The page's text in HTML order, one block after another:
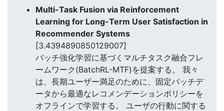
Multi-Task Fusion via Reinforcement
Learning for Long-Term User Satisfaction in
Recommender Systems
[3.4394890850129007]
バッチ強化学習に基づくマルチタスク融合フレ
ームワーク(BatchRL-MTF)を提案する。 我々
は、長期ユーザー満足のために、固定バッチデ
ータから最適なレコメンデーションポリシーを
オフラインで学習する。 ユーザの行動に関する